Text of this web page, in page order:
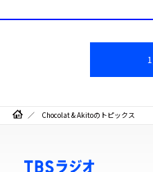
今日の番組表
Chocolat & Akitoのトピックス